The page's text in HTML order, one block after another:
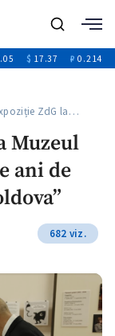
Video
ZdGust
$ 17.37 ₽ 0.214
ZdG la…
Muzeul
ani de
682 viz.